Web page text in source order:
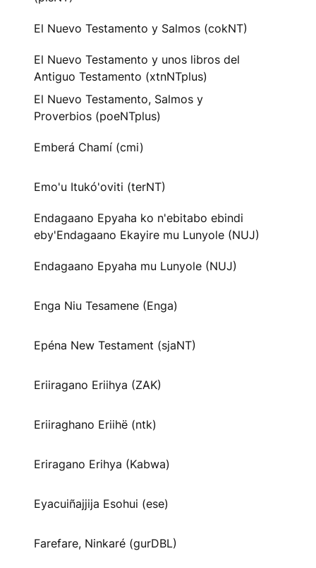
El Nuevo Testamento y Salmos (cokNT)
El Nuevo Testamento y unos libros del
Antiguo Testamento (xtnNTplus)
El Nuevo Testamento, Salmos y
Proverbios (poeNTplus)
Emberá Chamí (cmi)
Emo'u Itukó'oviti (terNT)
Endagaano Epyaha ko n'ebitabo ebindi
eby'Endagaano Ekayire mu Lunyole (NUJ)
Endagaano Epyaha mu Lunyole (NUJ)
Enga Niu Tesamene (Enga)
Epéna New Testament (sjaNT)
Eriiragano Eriihya (ZAK)
Eriiraghano Eriihë (ntk)
Eriragano Erihya (Kabwa)
Eyacuiñajjija Esohui (ese)
Farefare, Ninkaré (gurDBL)